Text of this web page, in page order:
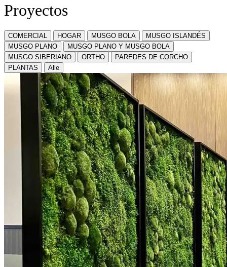
Proyectos
COMERCIAL HOGAR MUSGO BOLA
MUSGO ISLANDÉS
MUSGO PLANO
MUSGO PLANO Y MUSGO BOLA
MUSGO SIBERIANO
ORTHO
PAREDES DE CORCHO
PLANTAS
Alle